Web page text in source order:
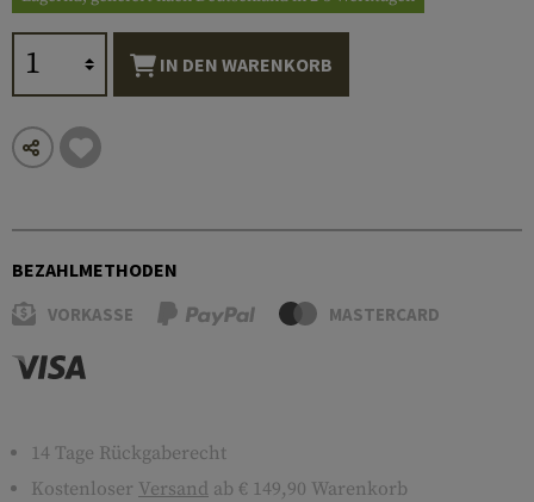
IN DEN WARENKORB
BEZAHLMETHODEN
VORKASSE MASTERCARD
14 Tage Rückgaberecht
Kostenloser Versand ab € 149,90 Warenkorb